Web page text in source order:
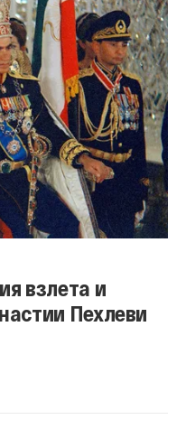
взлета и
Пехлеви